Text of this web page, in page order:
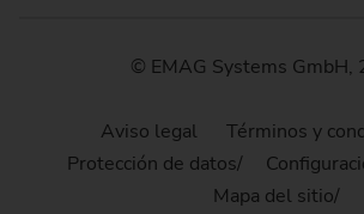
© EMAG Systems GmbH,
Aviso legal
Términos y
Protección de datos
Mapa del sitio